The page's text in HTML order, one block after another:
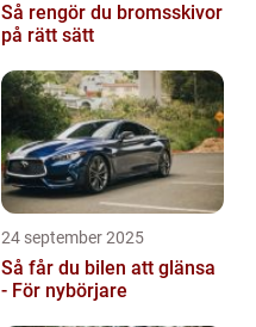
Så rengör du bromsskivor
på rätt sätt
24 september 2025
Så får du bilen att glänsa
- För nybörjare